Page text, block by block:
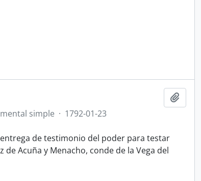
simple · 1792-01-23
entrega de testimonio del poder para testar
Acuña y Menacho, conde de la Vega del